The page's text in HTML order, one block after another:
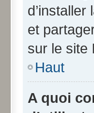
d’installer
et
sur le site
Haut
A quoi